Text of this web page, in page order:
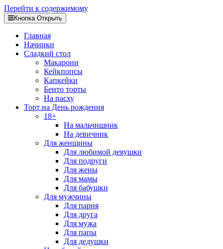
Перейти к содержимому
Кнопка Открыть
Главная
Начинки
Сладкий стол
Макарони
Кейкпопсы
Капкейки
Бенто торты
На пасху
Торт на День рождения
18+
На мальчишник
На девичник
Для женщины
Для любимой девушки
Для подруги
Для жены
Для мамы
Для бабушки
Для мужчины
Для парня
Для друга
Для мужа
Для папы
Для дедушки